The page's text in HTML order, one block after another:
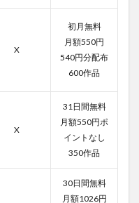
X
初月無料
月額550円
540円分配布
600作品
X
31日間無料
月額550円ポ
イントなし
350作品
30日間無料
月額1026円